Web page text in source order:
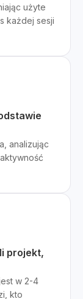
użyte
każdej sesji
analizując
projekt,
w 2-4
kto